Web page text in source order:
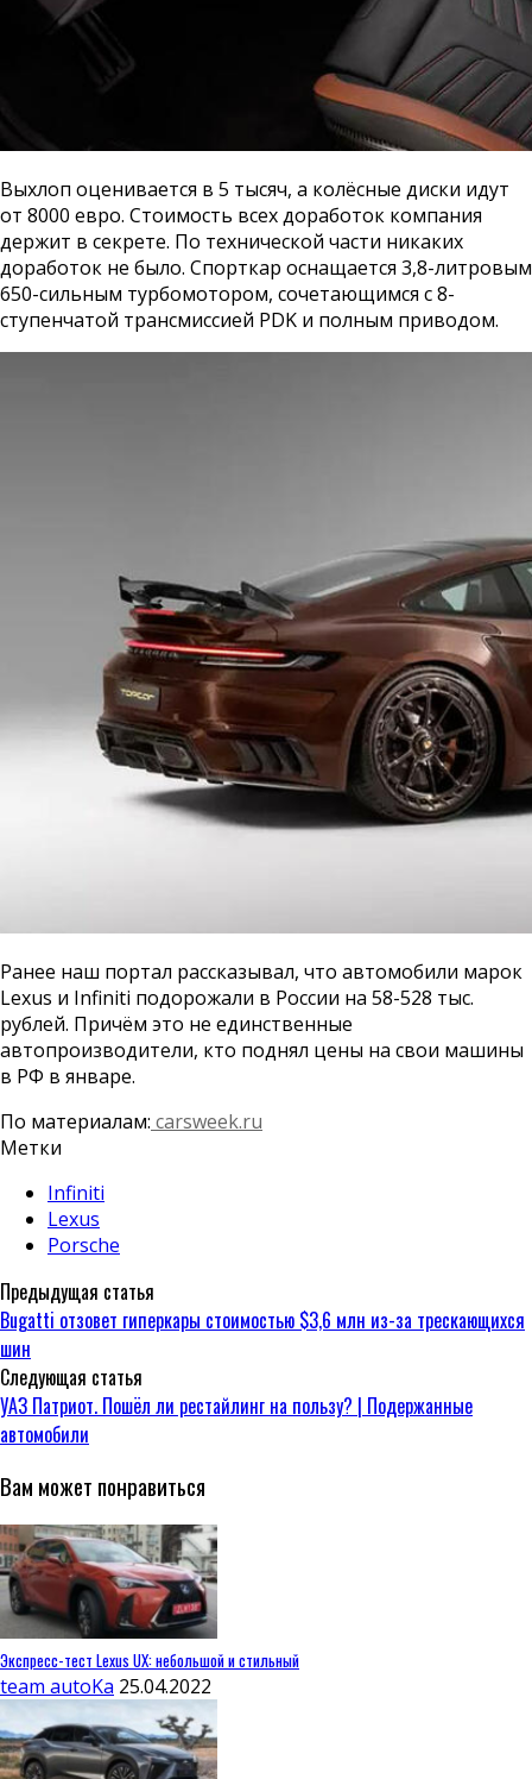
Выхлоп оценивается в 5 тысяч, а колёсные диски идут
от 8000 евро. Стоимость всех доработок компания
держит в секрете. По технической части никаких
доработок не было. Спорткар оснащается 3,8-литровым
650-сильным турбомотором, сочетающимся с 8-
ступенчатой трансмиссией PDK и полным приводом.
Ранее наш портал рассказывал, что автомобили марок
Lexus и Infiniti подорожали в России на 58-528 тыс.
рублей. Причём это не единственные
автопроизводители, кто поднял цены на свои машины
в РФ в январе.
По материалам: carsweek.ru
Метки
Infiniti
Lexus
Porsche
Предыдущая статья
Bugatti отзовет гиперкары стоимостью $3,6 млн из-за трескающихся
шин
Следующая статья
УАЗ Патриот. Пошёл ли рестайлинг на пользу? | Подержанные
автомобили
Вам может понравиться
Экспресс-тест Lexus UX: небольшой и стильный
team autoKa 25.04.2022